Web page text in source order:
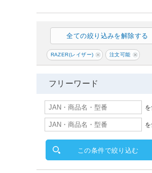
全ての絞り込みを解除する
RAZER(レイザー) 注文可能
フリーワード
この条件で絞り込む